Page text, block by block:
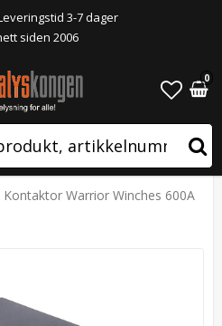
3-7 dager
siden 2006
0
Kontaktor Warrior Winches 600A